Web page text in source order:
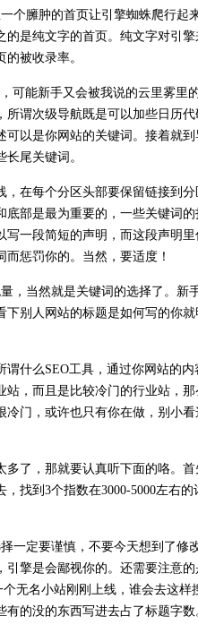
个臃肿的首页让引擎蜘蛛爬行起
是纯文字的首页。纯文字对引
被收录率。
可能新手又会被我说的云里雾里
所谓次级导航既是可以加些日历
以是你网站的关键词。接着就
尾关键词。
在每个分区头部要保留链接到
部是最为重要的，一些关键词
一段简短的声明，而这段声明
惩罚你的。当然，要适度！
，当然就是关键词的选择了。新
别人网站的标题是如何写的你
什么SEO工具，通过你网站的
，而且是比较冷门的行业站，
门，或许也只有你在做，别小
了，那就要认真听下面的咯。
找到3个指数在3000-5000左右
一定要谨慎，不要今天想到了修
擎是会鄙视你的。还需要注意
无名小站刚刚上线，谁会去这样
的没的东西写进去占了标题字数